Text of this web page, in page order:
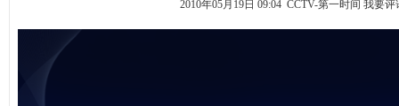
2010年05月19日 09:04 CCTV-第一时间 我要评